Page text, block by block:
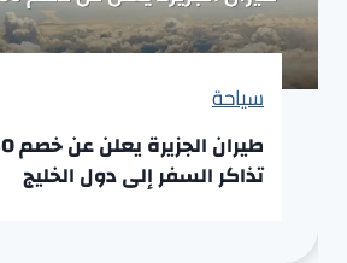
سياحة
تذاكر السفر إلى دول الخليج